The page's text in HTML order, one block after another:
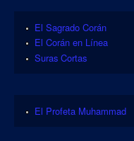
El Sagrado Corán
El Corán en Línea
Suras Cortas
El Profeta Muhammad